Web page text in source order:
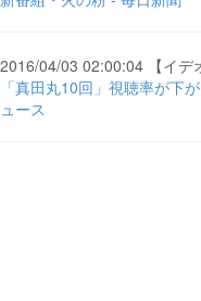
2016/04/03 02:00:04 【イデ
「真田丸10回」視聴率が下
ュース